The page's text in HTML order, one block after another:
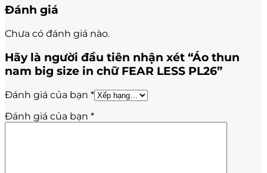
Đánh giá
Chưa có đánh giá nào.
Hãy là người đầu tiên nhận xét “Áo thun
nam big size in chữ FEAR LESS PL26”
Đánh giá của bạn *
Đánh giá của bạn *